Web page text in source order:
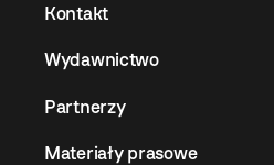
Kontakt
Wydawnictwo
Partnerzy
Materiały prasowe